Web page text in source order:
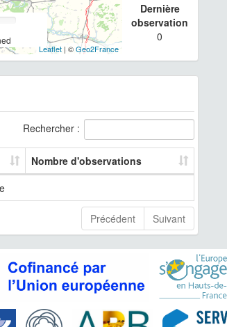
Leaflet| ©Geo2France
Dernière
observation
0
Rechercher :
Nombre d'observations
Précédent Suivant